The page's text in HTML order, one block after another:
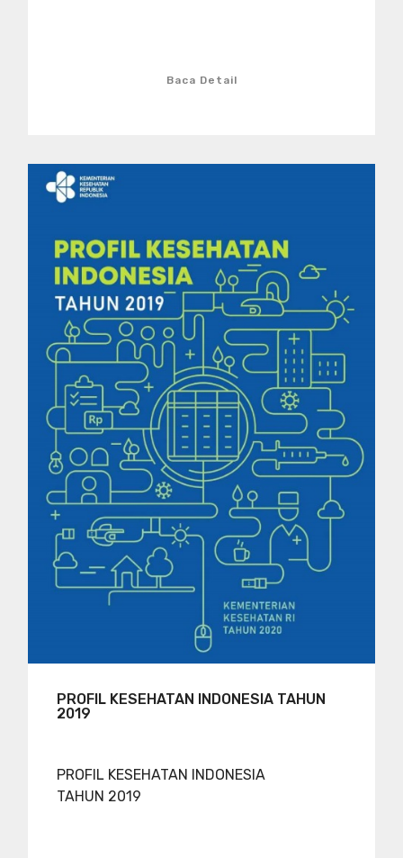
Baca Detail
PROFIL KESEHATAN INDONESIA TAHUN
2019
PROFIL KESEHATAN INDONESIA
TAHUN 2019